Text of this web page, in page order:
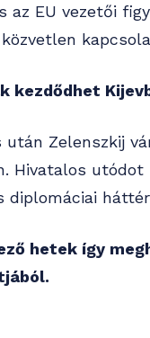
az EU vezetői
kezdődhet
után Zelenszkij
Hivatalos
diplomáciai
hetek így